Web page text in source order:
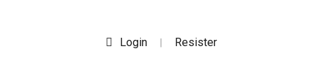
Login | Resister